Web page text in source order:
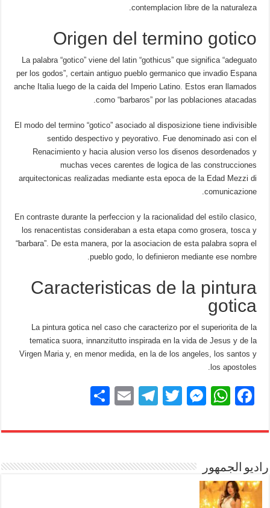
contemplacion libre de la naturaleza.
Origen del termino gotico
La palabra “gotico” viene del latin “gothicus” que significa “adeguato
per los godos”, certain antiguo pueblo germanico que invadio Espana
anche Italia luego de la caida del Imperio Latino. Estos eran llamados
como “barbaros” por las poblaciones atacadas.
El modo del termino “gotico” asociado al disposizione tiene indivisible
sentido despectivo y peyorativo. Fue denominado asi con el
Renacimiento y hacia alusion verso los disenos desordenados y
muchas veces carentes de logica de las construcciones
arquitectonicas realizadas mediante esta epoca de la Edad Mezzi di
comunicazione.
En contraste durante la perfeccion y la racionalidad del estilo clasico,
los renacentistas consideraban a esta etapa como grosera, tosca y
“barbara”. De esta manera, por la asociacion de esta palabra sopra el
pueblo godo, lo definieron mediante ese nombre.
Caracteristicas de la pintura
gotica
La pintura gotica nel caso che caracterizo por el superiorita de la
tematica suora, innanzitutto inspirada en la vida de Jesus y de la
Virgen Maria y, en menor medida, en la de los angeles, los santos y
los apostoles.
F
c
b
o
W
at
A
p
M
ss
n
T
tt
T
e
a
E
ail
ar
راديو الجمهور